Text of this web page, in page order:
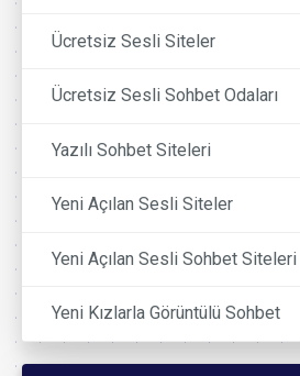
Ücretsiz Sesli Siteler
Ücretsiz Sesli Sohbet Odaları
Yazılı Sohbet Siteleri
Yeni Açılan Sesli Siteler
Yeni Açılan Sesli Sohbet Siteleri
Yeni Kızlarla Görüntülü Sohbet